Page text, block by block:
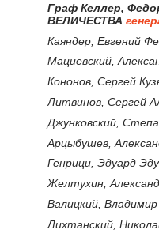
Граф Келлер,
ВЕЛИЧЕСТВА
Каяндер, Евгений
Мациевский,
Кононов, Сергей
Литвинов, Сергей
Джунковский,
Арцыбушев,
Генрици, Эдуард
Желтухин,
Валицкий,
Лихтанский,